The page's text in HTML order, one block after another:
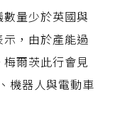
量少於英國與
，由於產能過
爾茨此行會見
機器人與電動車